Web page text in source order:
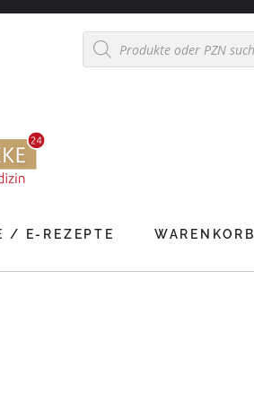
Products
search
/ E-REZEPTE WARENKORB